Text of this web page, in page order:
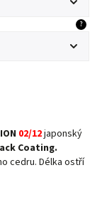
?
02/12japonský
Coating.
cedru. Délka ostří